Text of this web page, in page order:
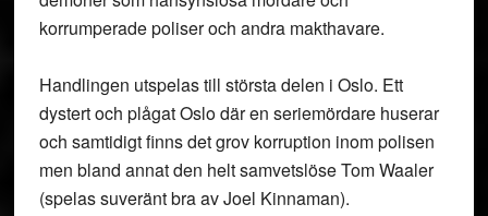
korrumperade poliser och andra makthavare.
Handlingen utspelas till största delen i Oslo. Ett
dystert och plågat Oslo där en seriemördare huserar
och samtidigt finns det grov korruption inom polisen
men bland annat den helt samvetslöse Tom Waaler
(spelas suveränt bra av Joel Kinnaman).